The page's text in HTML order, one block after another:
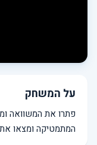
על המשחק
פתרו את המשוואה
המתמטיקה ומצאו